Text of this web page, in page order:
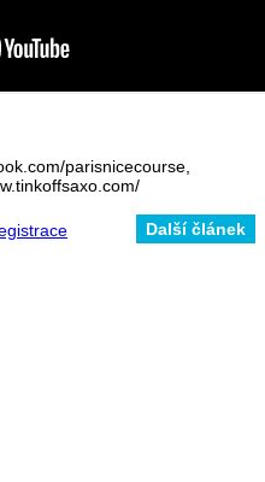
parisnicecourse,
Další článek